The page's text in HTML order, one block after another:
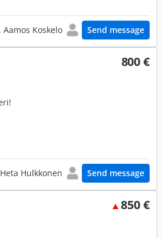
Koskelo Send message
800 €
Hulkkonen Send message
850 €